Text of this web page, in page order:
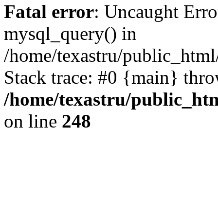
Fatal error: Uncaught
mysql_query() in
/home/texastru/
Stack trace: #0 {main}
/home/texastru/
on line 248